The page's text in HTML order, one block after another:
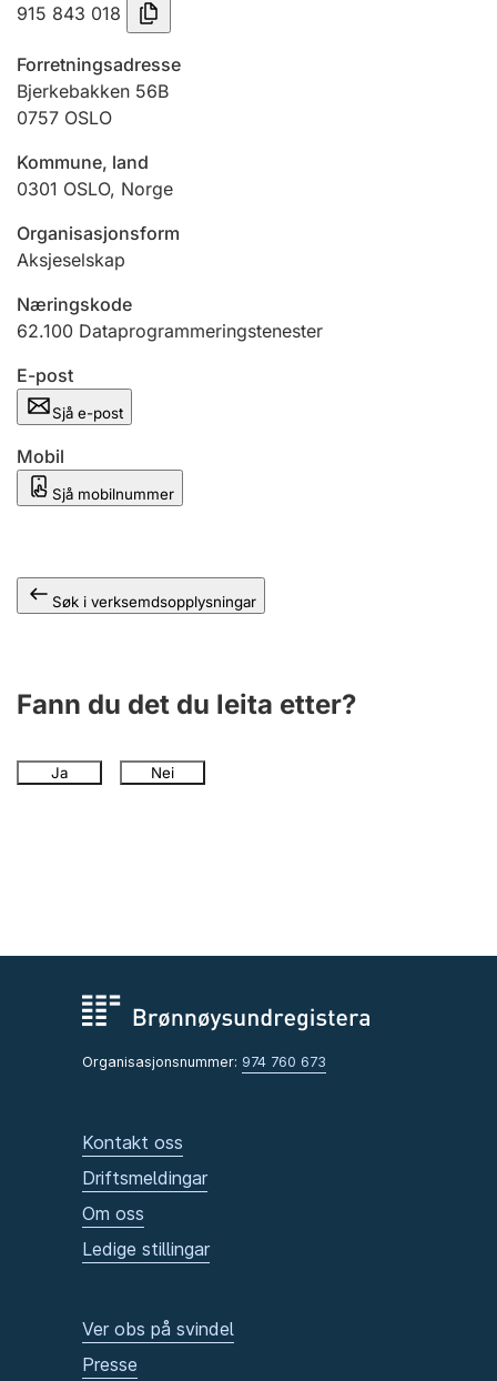
Tinglysing
Jeger
Ektepaktrettleiaren
Andre tema
915 843 018
Forretningsadresse
Bjerkebakken 56B
0757 OSLO
Kommune, land
0301 OSLO, Norge
Organisasjonsform
Aksjeselskap
Næringskode
62.100 Dataprogrammeringstenester
E-post
Sjå e-post
Mobil
Sjå mobilnummer
Søk i verksemdsopplysningar
Fann du det du leita etter?
Ja Nei
Organisasjonsnummer: 974 760 673
Kontakt oss
Driftsmeldingar
Om oss
Ledige stillingar
Ver obs på svindel
Presse